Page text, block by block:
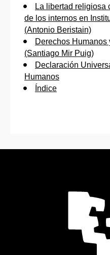
La libertad religiosa
de los internos en
(Antonio Beristain)
Derechos Humanos
(Santiago Mir Puig)
Declaración
Humanos
Índice